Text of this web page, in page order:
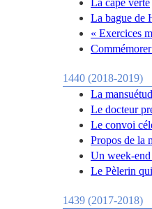
La bague de
« Exercices
1440 (2018-2019)
La
Le docteur
Le convoi
Propos de la
Un week-
Le Pèlerin
1439 (2017-2018)